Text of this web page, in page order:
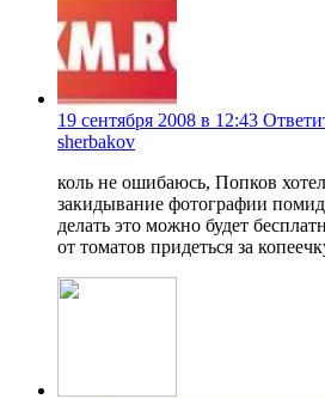
19 сентября 2008 в 12:43
sherbakov
коль не ошибаюсь, Попков
закидывание фотографии
делать это можно будет
от томатов придеться за